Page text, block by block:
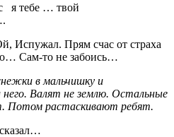
я тебе … твой
Прям счас от страха
Сам-то не забоись…
в мальчишку и
Валят не землю. Остальные
Потом растаскивают ребят.